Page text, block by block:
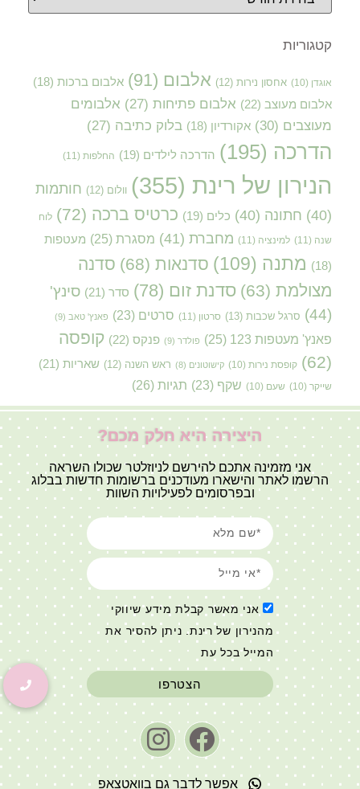
קטגוריות
אוגדן (10) אחסון נירות (12) אלבום (91) אלבום ברכות (18)
אלבום מעוצב (22) אלבום פתיחות (27)
אלבומים
מעוצבים (30) אקורדיון (18) בלוק כתיבה (27)
הדרכה (195) הדרכה לילדים (19) החלפות (11)
הנירון של רינת (355) וולום (12)
חותמות
(40)
חתונה (40) כלים (19) כרטיס ברכה (72) לוח
שנה (11) למינציה (11) מחברת (41) מסגרת (25) מעטפות
(18) מתנה (109) סדנאות (68)
סדנה
מצולמת (63) סדנת זום (78) סדר (21)
סינץ'
(44)
סרגל שכבות (13) סרטון (11) סרטים (23) פאנץ' טאב (9)
פאנץ' מעטפות 123 (25) פולדר (9) פנקס (22)
קופסה
(62)
קופסת נירות (10) קישוטונים (8) ראש השנה (12) שאריות (21)
שייקר (10) שעם (10) שקף (23) תגיות (26)
היצירה היא חלק מכם?
אני מזמינה אתכם להירשם לניוזלטר שכולו השראה
הרשמו לאתר והישארו מעודכנים ברשומות חדשות בבלוג
ובפרסומים לפעילויות השוות
אני מאשר קבלת מידע שיווקי
מהנירון של רינת. ניתן להסיר את
המייל בכל עת
הצטרפו
אפשר לדבר גם בוואטצאפ